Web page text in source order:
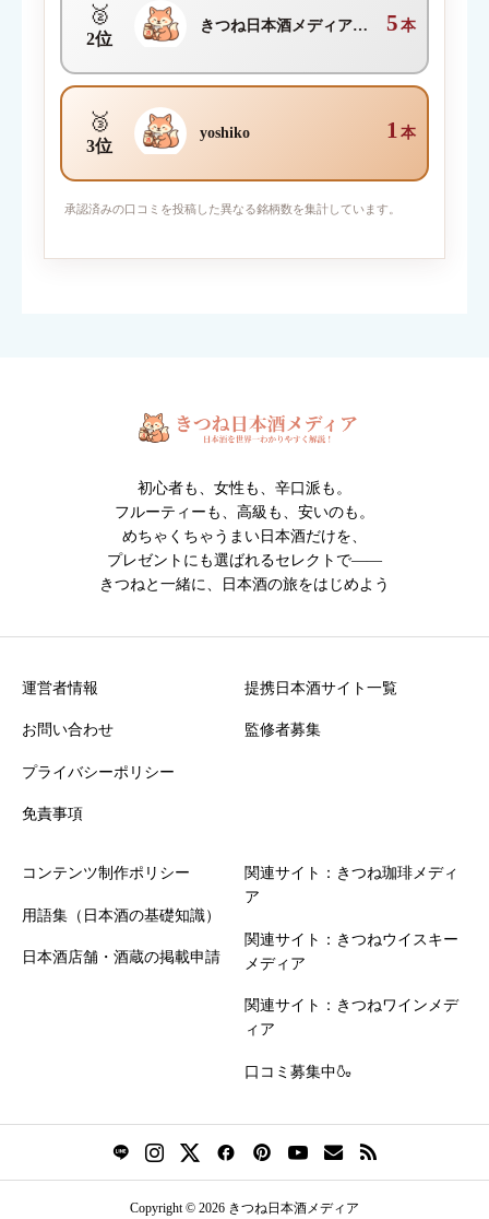
写真を添付
・投稿内容は運営確認後に公開されます
🥈
2位
きつね日本酒メディア編集部 5 本
🥉
3位
yoshiko 1 本
承認済みの口コミを投稿した異なる銘柄数を集計しています。
初心者も、女性も、辛口派も。
フルーティーも、高級も、安いのも。
めちゃくちゃうまい日本酒だけを、
プレゼントにも選ばれるセレクトで――
きつねと一緒に、日本酒の旅をはじめよう
運営者情報
お問い合わせ
プライバシーポリシー
免責事項
提携日本酒サイト一覧
監修者募集
コンテンツ制作ポリシー
用語集（日本酒の基礎知識）
日本酒店舗・酒蔵の掲載申請
関連サイト：きつね珈琲メディ
ア
関連サイト：きつねウイスキー
メディア
関連サイト：きつねワインメデ
ィア
口コミ募集中🍶
Copyright © 2026 きつね日本酒メディア